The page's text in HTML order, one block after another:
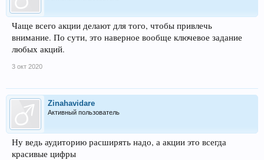
Чаще всего акции делают для того, чтобы привлечь
внимание. По сути, это наверное вообще ключевое задание
любых акций.
3 окт 2020
Zinahavidare
Активный пользователь
Ну ведь аудиторию расширять надо, а акции это всегда
красивые цифры